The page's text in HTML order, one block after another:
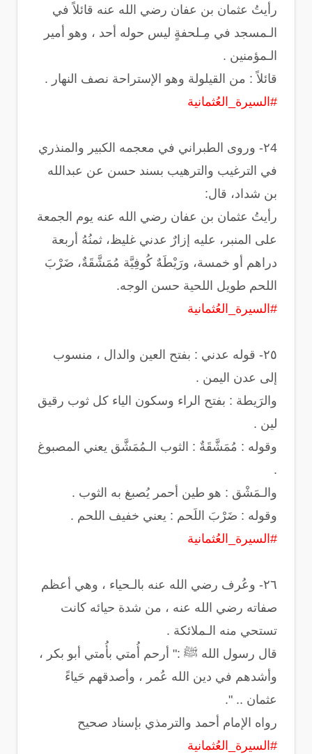
‏رأيتُ عثمان بن عفان رضي الله عنه قائلاً في
الـمسجد في مِـلحفةٍ ليس حوله أحد ، وهو أمير
الـمؤمنين .
‏قائلاً : من القيلولة وهو الإستراحة نصف النهار .
#السيرة_العُثمانية
‏٢4- وروى الطبراني في معجمه الكبير والمنذري
في الترغيب والترهيب بسند حسن عن عبدالله
بن شداد، قال:
رأيتُ عثمان بن عفان رضي الله عنه يوم الجمعة
على المنبر، عليه إزارٌ عدني غليظ، ثمنُهُ أربعة
دراهم أو خمسة، ورَيْطَهٌ كُوفِيَّة مُمَشَّقَةٌ، ضَرْبَ
اللحم طويل اللحية حسن الوجه.
#السيرة_العُثمانية
‏٢٥- قوله عدني : بفتح العين والدال ، منسوب
إلى عدن اليمن .
والرَيطة : بفتح الراء وسكون الياء كل ثوب رقيق
لين .
‏وقوله : مُمَشَّقَةٌ : الثوب الـمُمَشَّق يعني المصبوغ
.
والـمَشْق : هو طين أحمر يُصبغ به الثوب .
‏وقوله : ضَرْبَ اللَحم : يعني خفيف اللحم .
#السيرة_العُثمانية
‏٢٦- وعُرف رضي الله عنه بالـحياء ، وهي أعظم
صفاته رضي الله عنه ، من شدة حيائه كانت
تستحي منه الـملائكة .
‏قال رسول الله ﷺ :‏" أرحم أُمتي بأُمتي أبو بكر ،
وأشدهم في دين الله عُمر ، وأصدقهم حَياءً
عثمان .. ".
‏رواه الإمام أحمد والترمذي بإسناد صحيح
#السيرة_العُثمانية